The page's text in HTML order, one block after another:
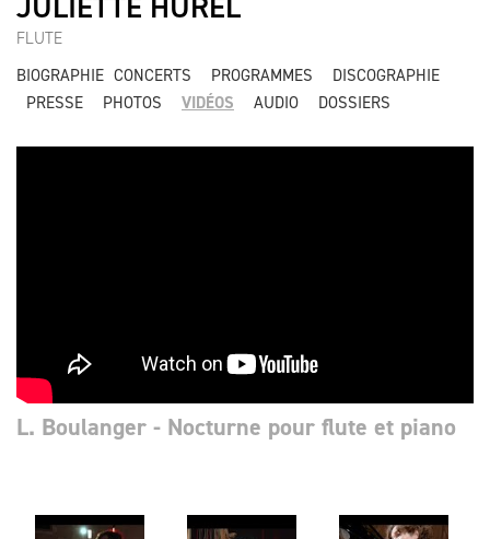
FLUTE
BIOGRAPHIE CONCERTS PROGRAMMES
DISCOGRAPHIE
PRESSE
PHOTOS VIDÉOS AUDIO DOSSIERS
L. Boulanger - Nocturne pour flute et piano